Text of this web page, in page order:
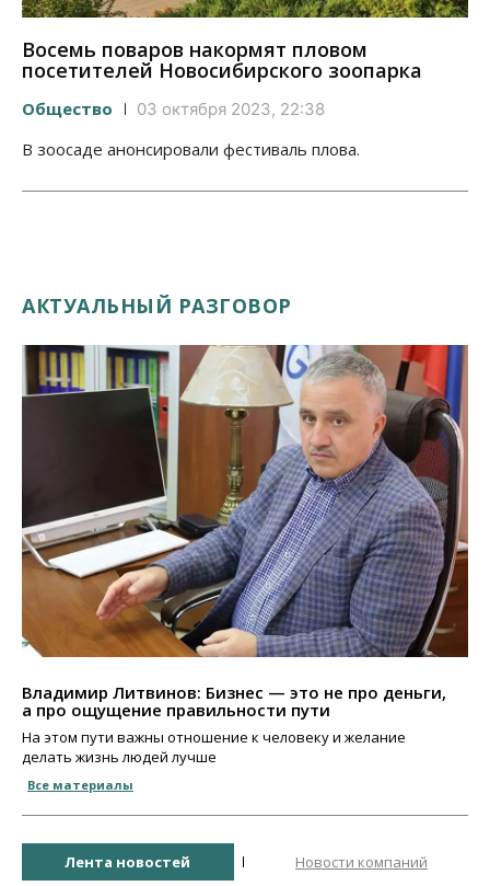
Восемь поваров накормят пловом
посетителей Новосибирского зоопарка
Общество 03 октября 2023, 22:38
В зоосаде анонсировали фестиваль плова.
АКТУАЛЬНЫЙ РАЗГОВОР
Владимир Литвинов: Бизнес — это не про деньги,
а про ощущение правильности пути
На этом пути важны отношение к человеку и желание
делать жизнь людей лучше
Все материалы
Лента новостей Новости компаний